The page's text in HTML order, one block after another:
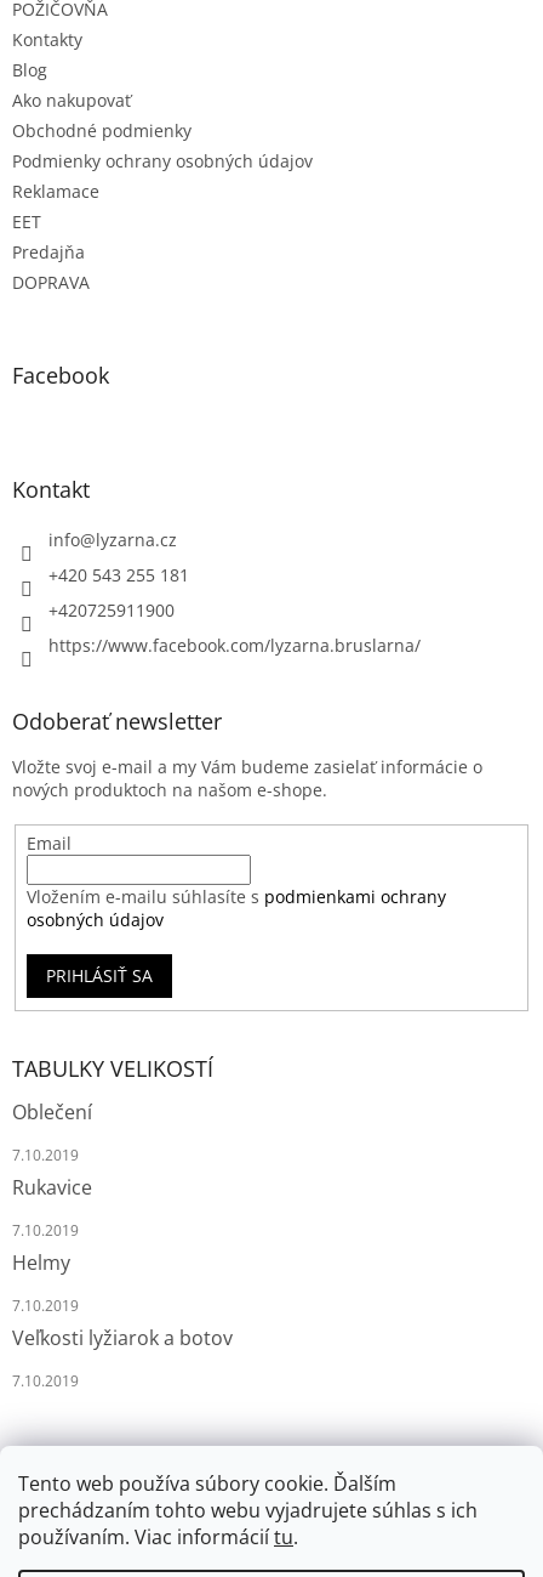
Tento web používa súbory cookie. Ďalším
prechádzaním tohto webu vyjadrujete súhlas s ich
používaním. Viac informáciítu.
POŽIČOVŇA
Kontakty
Blog
Ako nakupovať
Obchodné podmienky
Podmienky ochrany osobných údajov
Reklamace
EET
Predajňa
DOPRAVA
Facebook
Kontakt
info@lyzarna.cz
+420 543 255 181
+420725911900
https://www.facebook.com/lyzarna.bruslarna/
Odoberať newsletter
Vložte svoj e-mail a my Vám budeme zasielať informácie o
nových produktoch na našom e-shope.
Email
Vložením e-mailu súhlasíte s podmienkami ochrany
osobných údajov
PRIHLÁSIŤ SA
TABULKY VELIKOSTÍ
Oblečení
7.10.2019
Rukavice
7.10.2019
Helmy
7.10.2019
Veľkosti lyžiarok a botov
7.10.2019